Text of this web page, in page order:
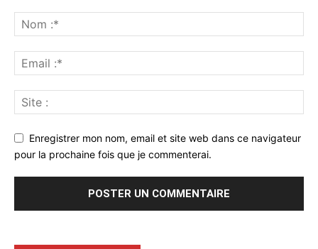
Enregistrer mon nom, email et site web dans ce navigateur
pour la prochaine fois que je commenterai.